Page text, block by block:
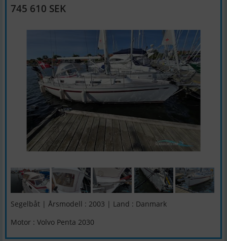
745 610 SEK
Segelbåt | Årsmodell : 2003 | Land : Danmark
Motor : Volvo Penta 2030